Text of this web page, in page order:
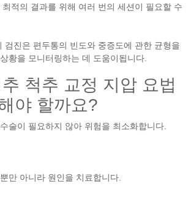
적의 결과를 위해 여러 번의 세션이 필요할 수
검진은 편두통의 빈도와 중증도에 관한 균형을
황을 모니터링하는 데 도움이됩니다.
척추 교정 지압 요법
야 할까요?
술이 필요하지 않아 위험을 최소화합니다.
만 아니라 원인을 치료합니다.